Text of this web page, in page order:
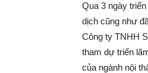
Qua 3 ngày
dịch cũng như
Công ty TNHH
tham dự triển
của ngành nội